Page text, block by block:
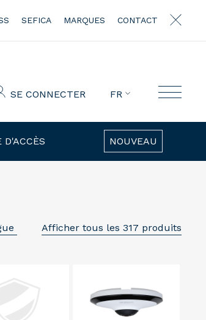
SEFICA MARQUES CONTACT
SE CONNECTER FR
D'ACCÈS NOUVEAU
Afficher tous les 317 produits